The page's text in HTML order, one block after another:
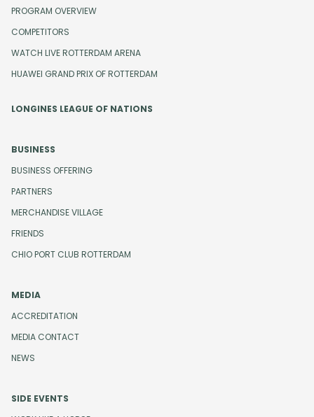
PROGRAM OVERVIEW
COMPETITORS
WATCH LIVE ROTTERDAM ARENA
HUAWEI GRAND PRIX OF ROTTERDAM
LONGINES LEAGUE OF NATIONS
BUSINESS
BUSINESS OFFERING
PARTNERS
MERCHANDISE VILLAGE
FRIENDS
CHIO PORT CLUB ROTTERDAM
MEDIA
ACCREDITATION
MEDIA CONTACT
NEWS
SIDE EVENTS